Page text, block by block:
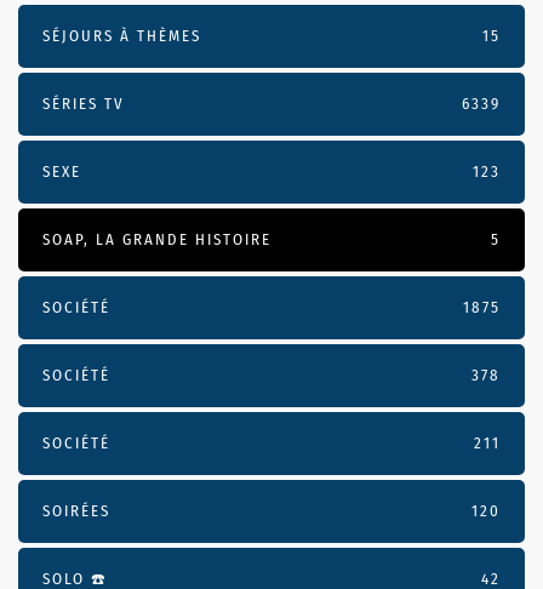
SÉJOURS À THÈMES 15
SÉRIES TV 6339
SEXE 123
SOAP, LA GRANDE HISTOIRE 5
SOCIÉTÉ 1875
SOCIÉTÉ 378
SOCIÉTÉ 211
SOIRÉES 120
SOLO ☎️ 42